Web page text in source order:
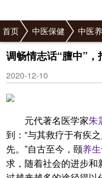
首页 中医保健 中医
调畅情志话“膻中”
2020-12-10
元代著名医学家朱
到：“与其救疗于有疾
先。”自古至今，颐养生
求，随着社会的进步和